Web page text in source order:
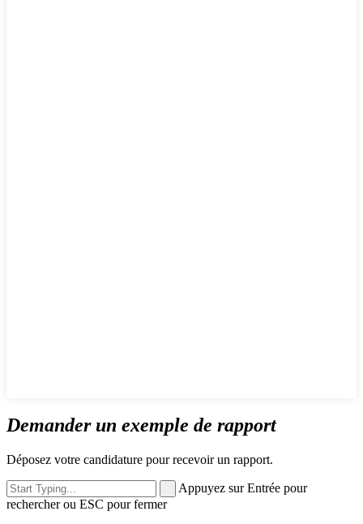
Demander un exemple de rapport
Déposez votre candidature pour recevoir un rapport.
Appuyez sur Entrée pour
rechercher ou ESC pour fermer